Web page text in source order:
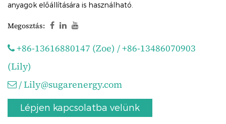
anyagok előállítására is használható.
Megosztás:
+86-13616880147 (Zoe) / +86-13486070903
(Lily)
/Lily@sugarenergy.com
Lépjen kapcsolatba velünk